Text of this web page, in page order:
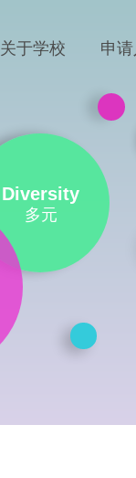
关于学校 申
Diversity
多元